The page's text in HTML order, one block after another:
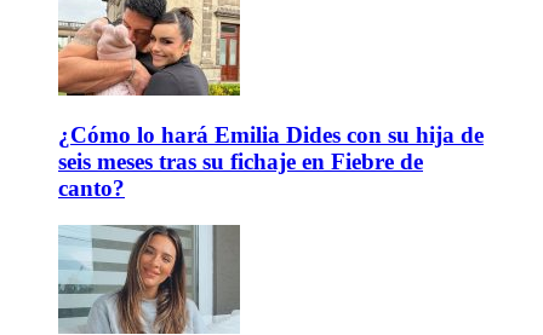
¿Cómo lo hará Emilia Dides con su hija de
seis meses tras su fichaje en Fiebre de
canto?